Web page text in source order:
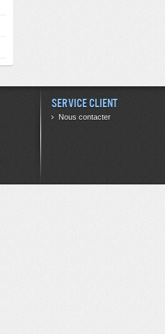
Service client
Nous contacter